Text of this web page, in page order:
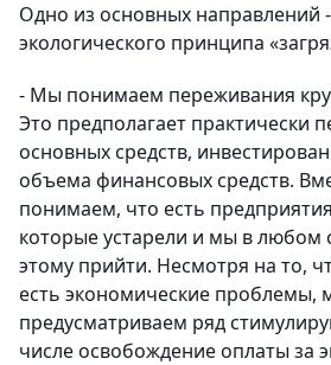
Одно из основных направлений
экологического принципа
- Мы понимаем переживания
Это предполагает практически
основных средств,
объема финансовых средств.
понимаем, что есть
которые устарели и мы в любом
этому прийти. Несмотря на то,
есть экономические проблемы,
предусматриваем ряд
числе освобождение оплаты за